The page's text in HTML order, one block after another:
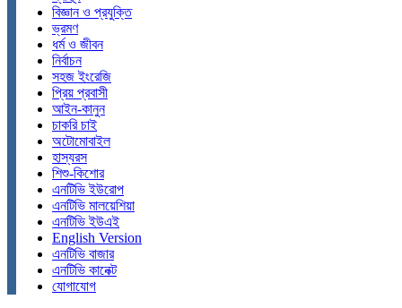
বিজ্ঞান ও প্রযুক্তি
ভ্রমণ
ধর্ম ও জীবন
নির্বাচন
সহজ ইংরেজি
প্রিয় প্রবাসী
আইন-কানুন
চাকরি চাই
অটোমোবাইল
হাস্যরস
শিশু-কিশোর
এনটিভি ইউরোপ
এনটিভি মালয়েশিয়া
এনটিভি ইউএই
English Version
এনটিভি বাজার
এনটিভি কানেক্ট
যোগাযোগ